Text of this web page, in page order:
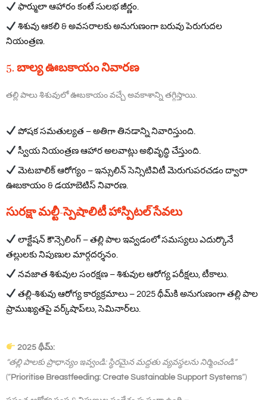
ఫార్ములా ఆహారం కంటే సులభ జీర్ణం.
శిశువు ఆకలి & అవసరాలకు అనుగుణంగా బరువు పెరుగుదల
నియంత్రణ.
5. బాల్య ఊబకాయం నివారణ
తల్లి పాలు శిశువులో ఊబకాయం వచ్చే అవకాశాన్ని తగ్గిస్తాయి.
పోషక సమతుల్యత – అతిగా తినడాన్ని నివారిస్తుంది.
స్వీయ నియంత్రణ ఆహార అలవాట్లు అభివృద్ధి చేస్తుంది.
మెటబాలిక్ ఆరోగ్యం – ఇన్సులిన్ సెన్సిటివిటీ మెరుగుపరచడం ద్వారా
ఊబకాయం & డయాబెటిస్ నివారణ.
సురక్షా మల్టీ-స్పెషాలిటీ హాస్పిటల్ సేవలు
లాక్టేషన్ కౌన్సెలింగ్ – తల్లి పాల ఇవ్వడంలో సమస్యలు ఎదుర్కొనే
తల్లులకు నిపుణుల మార్గదర్శనం.
నవజాత శిశువుల సంరక్షణ – శిశువుల ఆరోగ్య పరీక్షలు, టీకాలు.
తల్లి-శిశువు ఆరోగ్య కార్యక్రమాలు – 2025 థీమ్‌కి అనుగుణంగా తల్లి పాల
ప్రాముఖ్యతపై వర్క్‌షాప్‌లు, సెమినార్‌లు.
2025 థీమ్:
“తల్లి పాలకు ప్రాధాన్యం ఇవ్వండి: స్థిరమైన మద్దతు వ్యవస్థలను నిర్మించండి”
(“Prioritise Breastfeeding: Create Sustainable Support Systems“)